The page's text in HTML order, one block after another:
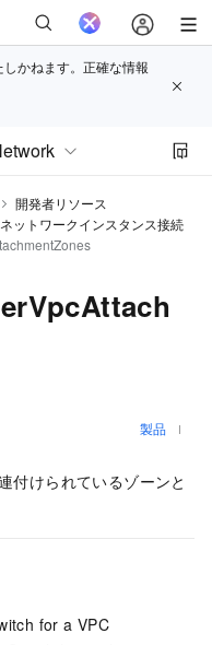
かねます。正確な情報
開発者リソース
ネットワークインスタンス接続
製品
付けられているゾーンと
for a VPC